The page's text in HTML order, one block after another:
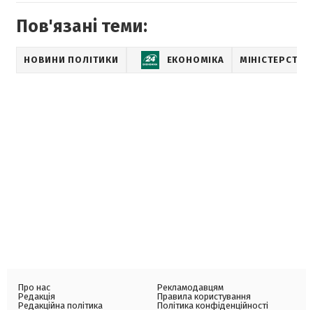
Пов'язані теми:
НОВИНИ ПОЛІТИКИ ЕКОНОМІКА
Про нас
Редакція
Редакційна політика
Рекламодавцям
Правила користування
Політика конфіденційності